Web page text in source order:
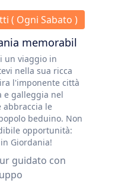
( Ogni Sabato )
memorabil
un viaggio in
nella sua ricca
l'imponente città
e galleggia nel
abbraccia le
beduino. Non
opportunità:
Giordania!
guidato con